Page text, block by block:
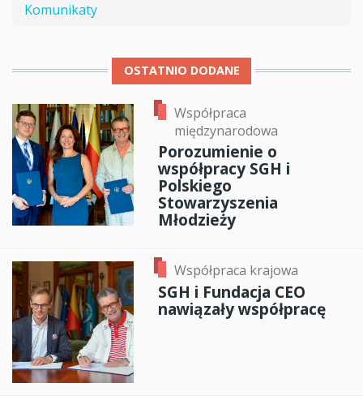
Komunikaty
OSTATNIO DODANE
Współpraca
międzynarodowa
Porozumienie o
współpracy SGH i
Polskiego
Stowarzyszenia
Młodzieży
Współpraca krajowa
SGH i Fundacja CEO
nawiązały współpracę